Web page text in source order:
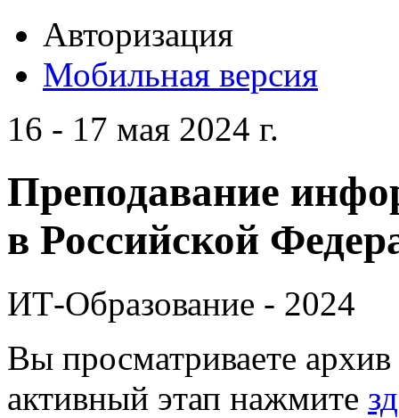
Авторизация
Мобильная версия
16 - 17 мая 2024 г.
Преподавание
в Российской
ИТ-Образование - 2024
Вы просматриваете
активный этап нажмите